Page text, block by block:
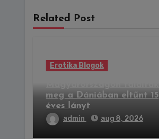
Related Post
Erotika Blogok
meg a Dániában eltűnt 15
éves lányt
admin aug 8, 2026